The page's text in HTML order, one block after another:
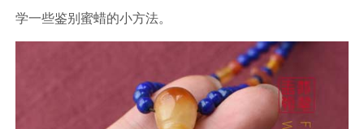
学一些鉴别蜜蜡的小方法。